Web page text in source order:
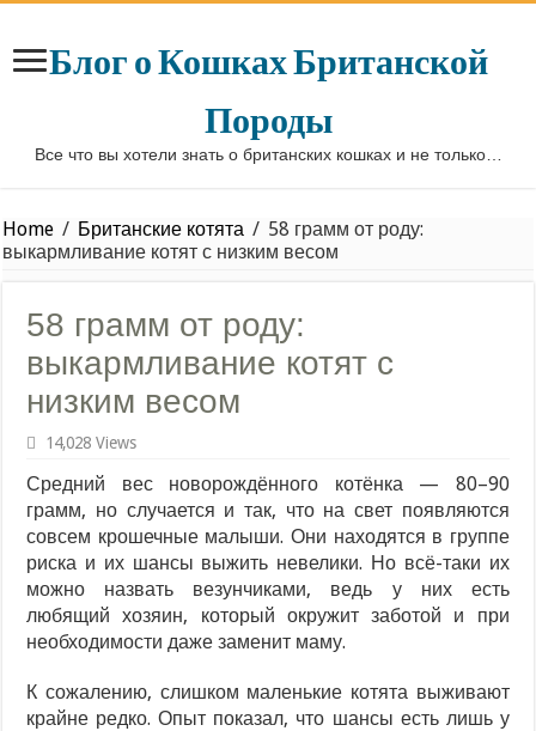
Блог о Кошках Британской
Породы
Все что вы хотели знать о британских кошках и не только…
Home / Британские котята / 58 грамм от роду:
выкармливание котят с низким весом
58 грамм от роду:
выкармливание котят с
низким весом
14,028 Views
Средний вес новорождённого котёнка — 80–90
грамм, но случается и так, что на свет появляются
совсем крошечные малыши. Они находятся в группе
риска и их шансы выжить невелики. Но всё-таки их
можно назвать везунчиками, ведь у них есть
любящий хозяин, который окружит заботой и при
необходимости даже заменит маму.
К сожалению, слишком маленькие котята выживают
крайне редко. Опыт показал, что шансы есть лишь у